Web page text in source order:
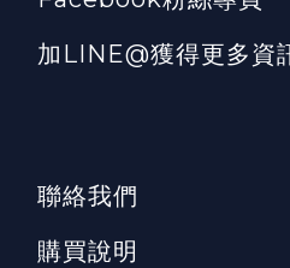
加LINE@獲得更多資
聯絡我們
購買說明